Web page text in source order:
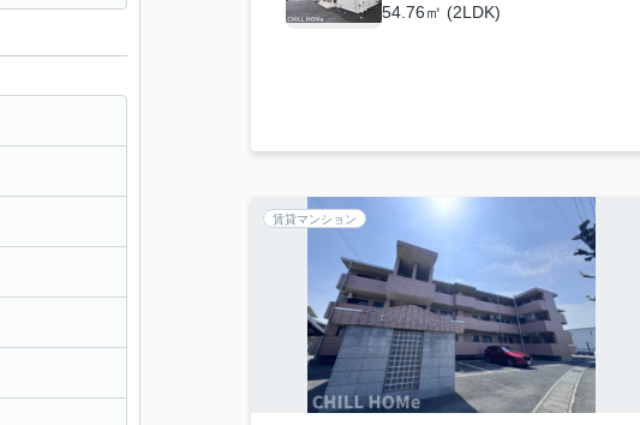
54.76㎡ (2LDK)
賃貸マンション